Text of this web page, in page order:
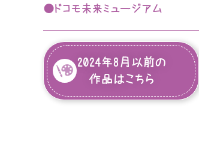
入園案内
入園希望の皆様へ
よくあるご質問
コンクール
第74回入選作品
●ドコモ未来ミュージアム
2024年8月以前の
作品はこちら